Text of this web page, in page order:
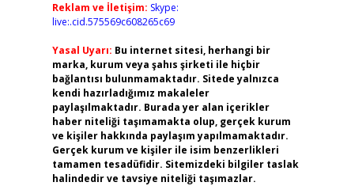
Reklam ve İletişim: Skype:
live:.cid.575569c608265c69
Yasal Uyarı: Bu internet sitesi, herhangi bir
marka, kurum veya şahıs şirketi ile hiçbir
bağlantısı bulunmamaktadır. Sitede yalnızca
kendi hazırladığımız makaleler
paylaşılmaktadır. Burada yer alan içerikler
haber niteliği taşımamakta olup, gerçek kurum
ve kişiler hakkında paylaşım yapılmamaktadır.
Gerçek kurum ve kişiler ile isim benzerlikleri
tamamen tesadüfidir. Sitemizdeki bilgiler taslak
halindedir ve tavsiye niteliği taşımazlar.